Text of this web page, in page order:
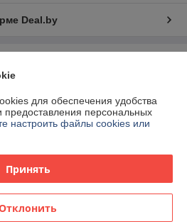
Deal.by
14-90
391428121
городской исполнительный
25.10.2010
для обеспечения удобства
предоставления персональных
настроить файлы cookies или
Принять